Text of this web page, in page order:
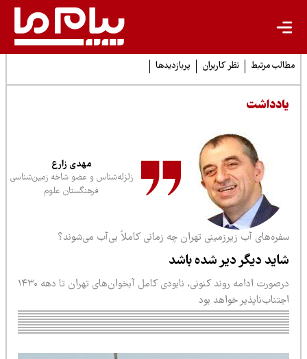
مرتبط نظر کاربران پربازدیدها
مهدی زارع
زلزله‌شناس و عضو شاخه زمین‌شناسی
فرهنگستان علوم
آب زیرزمینی تهران چه زمانی کاملاً بی‌آب می‌شوند؟
دیگر دیر شده باشد
درصورت ادامه روند کنونی، نابودی کامل آبخوان‌های تهران تا دهه ۱۴۳۰
خواهد بود